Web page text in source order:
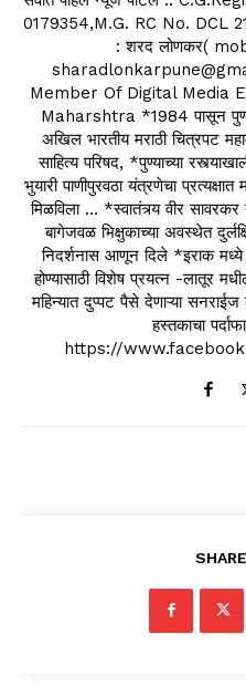
0179354,M.G. RC No. DCL
: शरद लोणकर(
Member Of Digital Media
Maharshtra *1984 पासून
अखिल भारतीय मराठी चित्रपट
साहित्य परिषद, *पुण्याच्या
भुयारी पाणीपुरवठा यंत्रणेचा
मिळविला ... *स्वातंत्र्य वीर
बागेजवळ भिक्षुकाच्या अवस्थेत
निदर्शनास आणून दिले *इराक
होण्यासाठी विशेष प्रयत्न -लातूर
महिन्यात दुप्पट पैसे देणाऱ्या
हस्तकाचा
https://